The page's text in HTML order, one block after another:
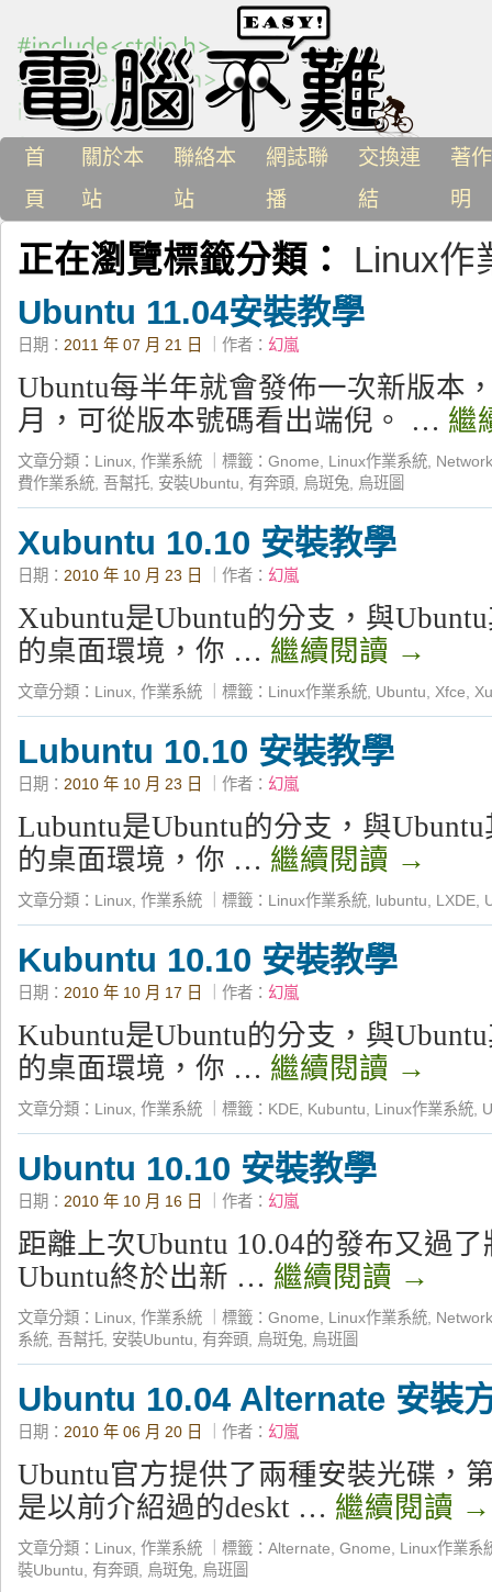
首
頁
關於本
站
聯絡本
站
網誌聯
播
交換連
結
著
明
正在瀏覽標籤分類： Linux作
Ubuntu 11.04安裝教學
日期： 2011 年 07 月 21 日 ｜作者： 幻嵐
Ubuntu每半年就會發佈一次新版本
月，可從版本號碼看出端倪。 … 繼
文章分類： Linux 作業系統 標籤： Gnome Linux作業系統
費作業系統 吾幫托 安裝Ubuntu 有奔頭 烏斑兔 烏班圖
Xubuntu 10.10 安裝教學
日期： 2010 年 10 月 23 日 ｜作者： 幻嵐
Xubuntu是Ubuntu的分支，與
的桌面環境，你 … 繼續閱讀 →
文章分類： Linux 作業系統 標籤： Linux作業系統 Ubuntu Xfce
Lubuntu 10.10 安裝教學
日期： 2010 年 10 月 23 日 ｜作者： 幻嵐
Lubuntu是Ubuntu的分支，與
的桌面環境，你 … 繼續閱讀 →
文章分類： Linux 作業系統 標籤： Linux作業系統 lubuntu LXDE
Kubuntu 10.10 安裝教學
日期： 2010 年 10 月 17 日 ｜作者： 幻嵐
Kubuntu是Ubuntu的分支，與
的桌面環境，你 … 繼續閱讀 →
文章分類： Linux 作業系統 標籤： KDE Kubuntu Linux作業系統
Ubuntu 10.10 安裝教學
日期： 2010 年 10 月 16 日 ｜作者： 幻嵐
距離上次Ubuntu 10.04的發布又過
Ubuntu終於出新 … 繼續閱讀 →
文章分類： Linux 作業系統 標籤： Gnome Linux作業系統
系統 吾幫托 安裝Ubuntu 有奔頭 烏斑兔 烏班圖
Ubuntu 10.04 Alternate 安裝
日期： 2010 年 06 月 20 日 ｜作者： 幻嵐
Ubuntu官方提供了兩種安裝光碟，
是以前介紹過的deskt … 繼續閱讀 →
文章分類： Linux 作業系統 標籤： Alternate Gnome
Linux作業系
裝Ubuntu
有奔頭 烏斑兔 烏班圖